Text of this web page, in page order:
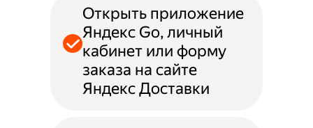
Открыть приложение
Яндекс Go, личный
кабинет или форму
заказа на сайте
Яндекс Доставки